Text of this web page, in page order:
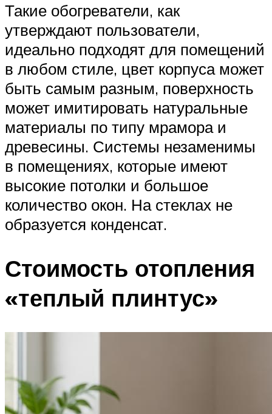
Такие обогреватели, как
утверждают пользователи,
идеально подходят для помещений
в любом стиле, цвет корпуса может
быть самым разным, поверхность
может имитировать натуральные
материалы по типу мрамора и
древесины. Системы незаменимы
в помещениях, которые имеют
высокие потолки и большое
количество окон. На стеклах не
образуется конденсат.
Стоимость отопления
«теплый плинтус»